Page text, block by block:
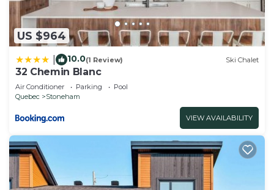
US $964
10.0(1 Review) Ski Chalet
32 Chemin Blanc
Air Conditioner Parking
Pool
Quebec
Stoneham
VIEW AVAILABILITY